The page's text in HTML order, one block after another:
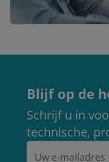
Blijf op de
Schrijf u in
technische,